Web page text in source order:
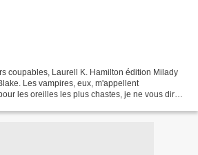
coupables, Laurell K. Hamilton édition Milady
Les vampires, eux, m'appellent
les oreilles les plus chastes, je ne vous dirai